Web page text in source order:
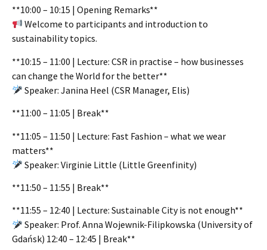
**10:00 – 10:15 | Opening Remarks**
Welcome to participants and introduction to
sustainability topics.
**10:15 – 11:00 | Lecture: CSR in practise – how businesses
can change the World for the better**
Speaker: Janina Heel (CSR Manager, Elis)
**11:00 – 11:05 | Break**
**11:05 – 11:50 | Lecture: Fast Fashion – what we wear
matters**
Speaker: Virginie Little (Little Greenfinity)
**11:50 – 11:55 | Break**
**11:55 – 12:40 | Lecture: Sustainable City is not enough**
Speaker: Prof. Anna Wojewnik-Filipkowska (University of
Gdańsk) 12:40 – 12:45 | Break**